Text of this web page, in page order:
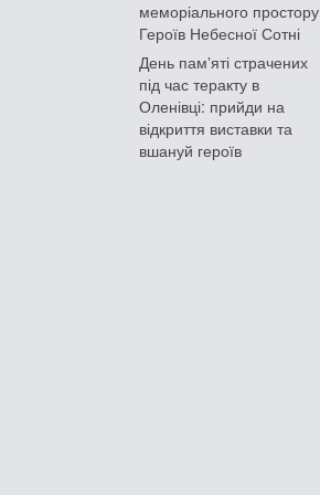
меморіального простору
Героїв Небесної Сотні
День памʼяті страчених
під час теракту в
Оленівці: прийди на
відкриття виставки та
вшануй героїв